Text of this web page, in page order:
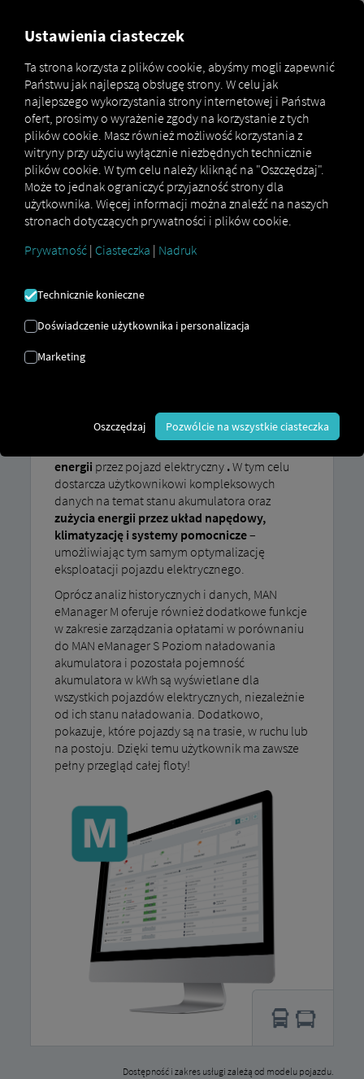
Marketplace MAN eManager M
MAN EMANAGER
M
Zoptymalizowane wykorzystanie
szczegółowej analizy
procesów ładowania i rozładowywania z
energii przez pojazd elektryczny .W tym celu
dostarcza użytkownikowi kompleksowych
danych na temat stanu akumulatora oraz
zużycia energii przez układ napędowy,
klimatyzację i systemy pomocnicze–
umożliwiając tym samym optymalizację
eksploatacji pojazdu elektrycznego.
Oprócz analiz historycznych i danych, MAN
eManager M oferuje również dodatkowe funkcje
w zakresie zarządzania opłatami w porównaniu
do MAN eManager S Poziom naładowania
akumulatora i pozostała pojemność
akumulatora w kWh są wyświetlane dla
wszystkich pojazdów elektrycznych, niezależnie
od ich stanu naładowania. Dodatkowo,
pokazuje, które pojazdy są na trasie, w ruchu lub
na postoju. Dzięki temu użytkownik ma zawsze
pełny przegląd całej floty!
Dostępność i zakres usługi zależą od modelu pojazdu.
Ustawienia ciasteczek
Ta strona korzysta z plików cookie, abyśmy mogli zapewnić
Państwu jak najlepszą obsługę strony. W celu jak
najlepszego wykorzystania strony internetowej i Państwa
ofert, prosimy o wyrażenie zgody na korzystanie z tych
plików cookie. Masz również możliwość korzystania z
witryny przy użyciu wyłącznie niezbędnych technicznie
plików cookie. W tym celu należy kliknąć na "Oszczędzaj".
Może to jednak ograniczyć przyjazność strony dla
użytkownika. Więcej informacji można znaleźć na naszych
stronach dotyczących prywatności i plików cookie.
Prywatność | Ciasteczka | Nadruk
Technicznie konieczne
Doświadczenie użytkownika i personalizacja
Marketing
Oszczędzaj Pozwólcie na wszystkie ciasteczka